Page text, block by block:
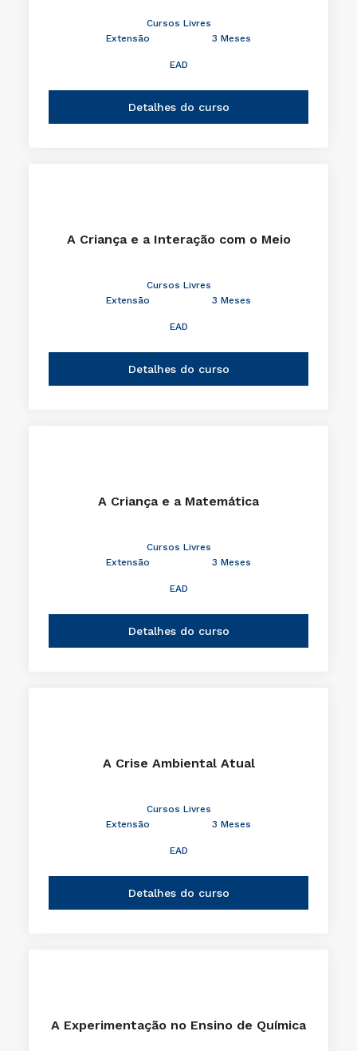
Cursos Livres
Extensão
3 Meses
EAD
Detalhes do curso
A Criança e a Interação com o Meio
Cursos Livres
Extensão
3 Meses
EAD
Detalhes do curso
A Criança e a Matemática
Cursos Livres
Extensão
3 Meses
EAD
Detalhes do curso
A Crise Ambiental Atual
Cursos Livres
Extensão
3 Meses
EAD
Detalhes do curso
A Experimentação no Ensino de Química